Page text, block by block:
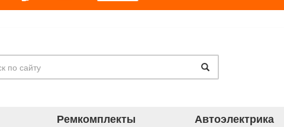
Ремкомплекты Автоэлектрика